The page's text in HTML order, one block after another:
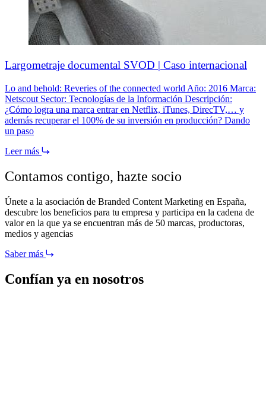
Largometraje documental SVOD | Caso internacional
Lo and behold: Reveries of the connected world Año: 2016 Marca:
Netscout Sector: Tecnologías de la Información Descripción:
¿Cómo logra una marca entrar en Netflix, iTunes, DirecTV,… y
además recuperar el 100% de su inversión en producción? Dando
un paso
Leer más
Contamos contigo, hazte socio
Únete a la asociación de Branded Content Marketing en España,
descubre los beneficios para tu empresa y participa en la cadena de
valor en la que ya se encuentran más de 50 marcas, productoras,
medios y agencias
Saber más
Confían ya en nosotros